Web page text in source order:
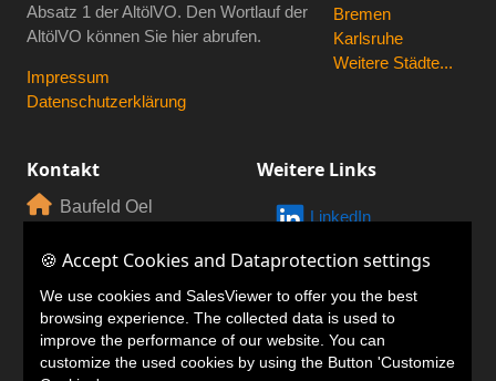
Absatz 1 der AltölVO. Den Wortlauf der
AltölVO können Sie hier abrufen.
Impressum
Datenschutzerklärung
Bremen
Karlsruhe
Weitere Städte...
Kontakt
Baufeld Oel
Motorstr. 56
80809 München
+49 203 4490
7688
Weitere Links
LinkedIn
🍪 Accept Cookies and Dataprotection settings
We use cookies and SalesViewer to offer you the best
browsing experience. The collected data is used to
improve the performance of our website. You can
customize the used cookies by using the Button 'Customize
🍪 Accept Cookies and Dataprotection settings
We use cookies and SalesViewer to offer you the best
browsing experience. The collected data is used to
improve the performance of our website. You can
customize the used cookies by using the Button 'Customize